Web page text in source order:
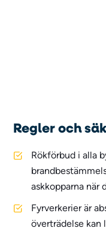
Regler och
Rökförbud i alla
askkopparna när
Fyrverkerier är
överträdelse kan